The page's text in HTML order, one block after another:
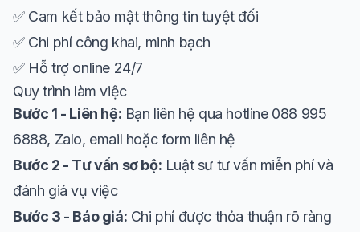
✅ Cam kết bảo mật thông tin tuyệt đối
✅ Chi phí công khai, minh bạch
✅ Hỗ trợ online 24/7
Quy trình làm việc
Bước 1 - Liên hệ: Bạn liên hệ qua hotline 088 995
6888, Zalo, email hoặc form liên hệ
Bước 2 - Tư vấn sơ bộ: Luật sư tư vấn miễn phí và
đánh giá vụ việc
Bước 3 - Báo giá: Chi phí được thỏa thuận rõ ràng